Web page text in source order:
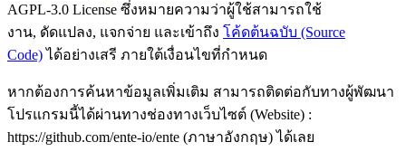
AGPL-3.0 License ซึ่งหมายความว่าผู้ใช้สามารถใช้
งาน, ดัดแปลง, แจกจ่าย และเข้าถึง โค้ดต้นฉบับ (Source
Code)ได้อย่างเสรี ภายใต้เงื่อนไขที่กำหนด
หากต้องการค้นหาข้อมูลเพิ่มเติม สามารถติดต่อกับทางผู้พัฒนา
โปรแกรมนี้ได้ผ่านทางช่องทางเว็บไซต์ (Website) :
https://github.com/ente-io/ente (ภาษาอังกฤษ) ได้เลย